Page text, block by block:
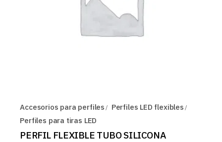
Accesorios para perfiles
Perfiles LED flexibles
Perfiles para tiras LED
PERFIL FLEXIBLE TUBO SILICONA